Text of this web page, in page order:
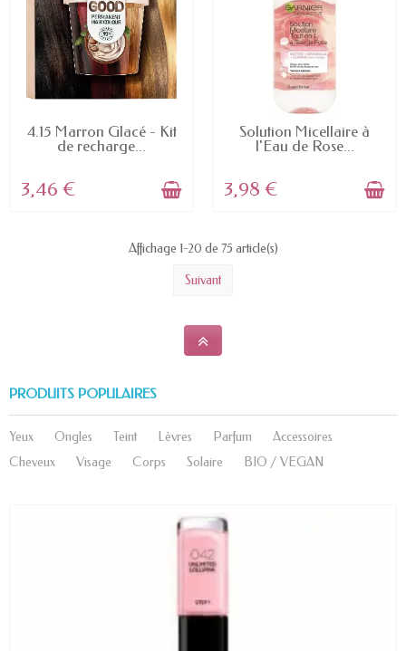
EN STOCK
4.15 Marron Glacé - Kit
de recharge...
3,46 €
EN STOCK
Solution Micellaire à
l'Eau de Rose...
3,98 €
Affichage 1-20 de 75 article(s)
Suivant
PRODUITS POPULAIRES
Yeux Ongles Teint Lèvres Parfum
Accessoires
Cheveux
Visage Corps Solaire BIO / VEGAN